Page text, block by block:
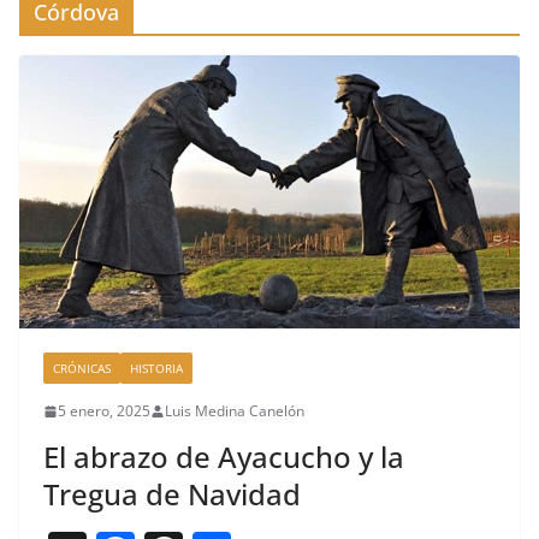
Córdova
CRÓNICAS HISTORIA
5 enero, 2025 Luis Medina Canelón
El abrazo de Ayacucho y la
Tregua de Navidad